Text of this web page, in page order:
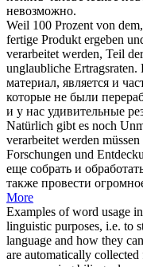
невозможно.
Weil 100 Prozent von
fertige Produkt ergeben
verarbeitet werden, Teil
unglaubliche Ertragsraten.
материал, является и
которые не были
и у нас удивительные
Natürlich gibt es noch
verarbeitet werden
Forschungen und
еще собрать и
также провести
More
Examples of word usage
linguistic purposes, i.e. to
language and how they
are automatically